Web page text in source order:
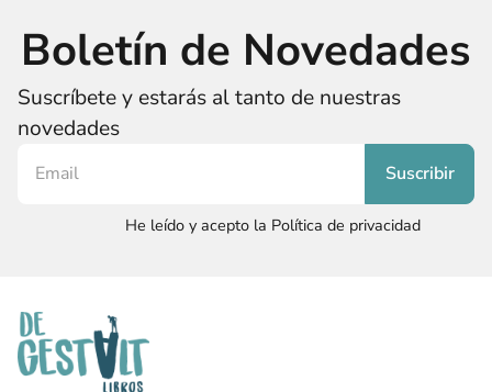
Boletín de Novedades
Suscríbete y estarás al tanto de nuestras
novedades
He leído y acepto la Política de privacidad